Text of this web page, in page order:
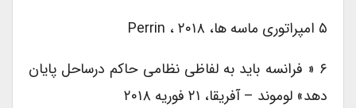
۶ « فرانسه باید به لفاظی نظامی حاکم درساحل پایان
دهد» لوموند – آفریقا، ۲۱ فوریه ۲۰۱۸